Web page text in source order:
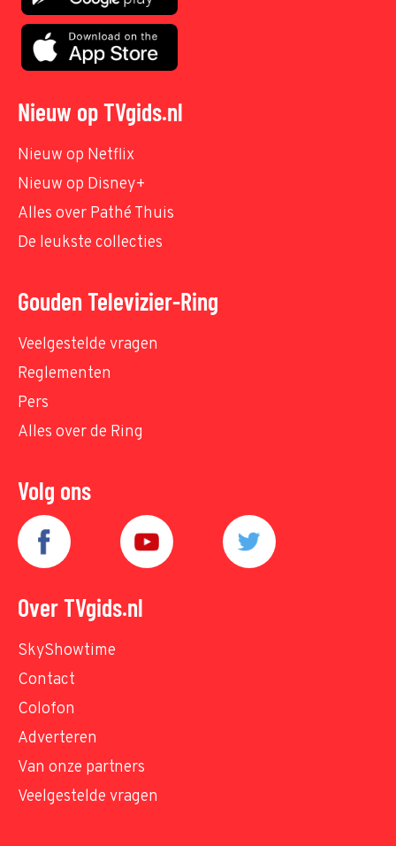
Nieuw op TVgids.nl
Nieuw op Netflix
Nieuw op Disney+
Alles over Pathé Thuis
De leukste collecties
Gouden Televizier-Ring
Veelgestelde vragen
Reglementen
Pers
Alles over de Ring
Volg ons
Over TVgids.nl
SkyShowtime
Contact
Colofon
Adverteren
Van onze partners
Veelgestelde vragen